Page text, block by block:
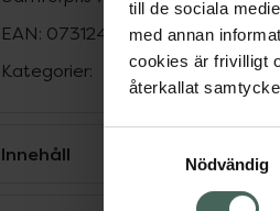
till de sociala
med annan
cookies är frivilligt
återkallat
Nödvändig
EAN: 07312489994040
Kategorier:
Innehåll